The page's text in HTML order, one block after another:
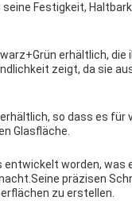
Festigkeit,
erhältlich, die
zeigt, da sie
so dass es
Glasfläche.
worden, was
präzisen
zu erstellen.